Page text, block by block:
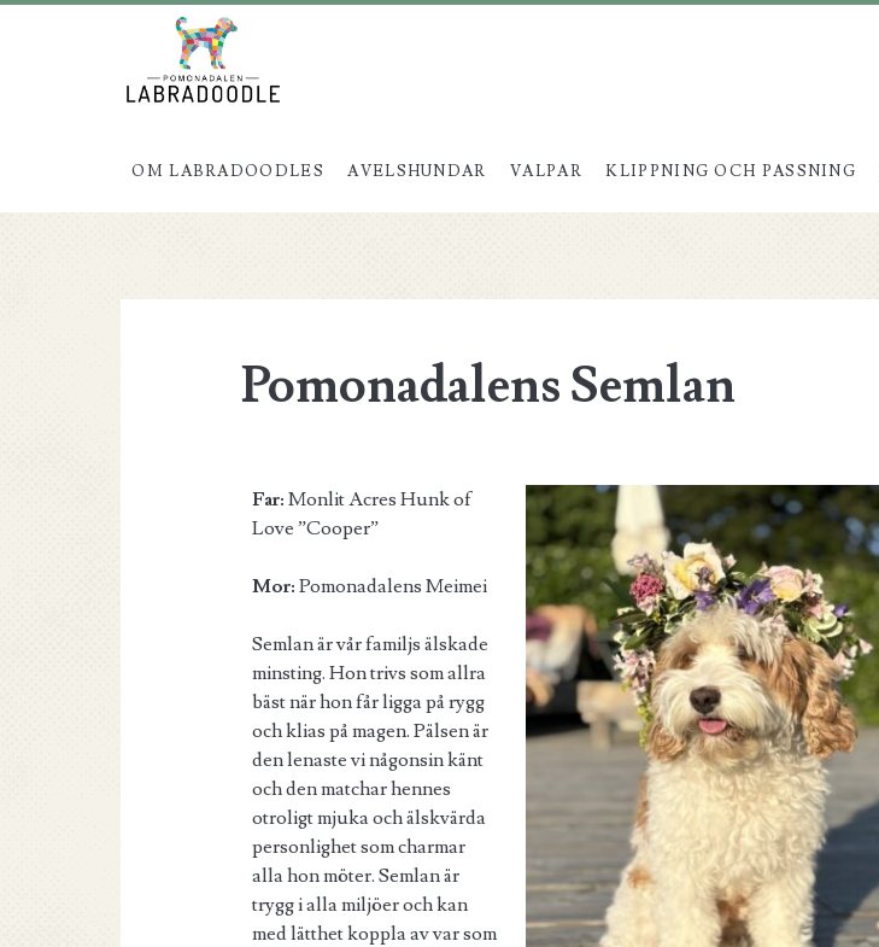
OM LABRADOODLES AVELSHUNDAR VALPAR KLIPPNING OCH PASSNING
Pomonadalens Semlan
Far: Monlit Acres Hunk of
Love ”Cooper”
Mor: Pomonadalens Meimei
Semlan är vår familjs älskade
minsting. Hon trivs som allra
bäst när hon får ligga på rygg
och klias på magen. Pälsen är
den lenaste vi någonsin känt
och den matchar hennes
otroligt mjuka och älskvärda
personlighet som charmar
alla hon möter. Semlan är
trygg i alla miljöer och kan
med lätthet koppla av var som